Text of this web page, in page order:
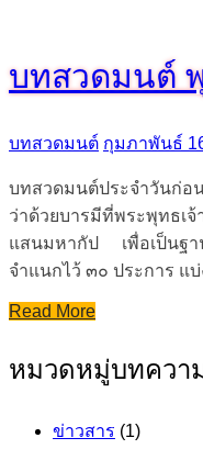
บทสวดมนต์
บทสวดมนต์ กุมภาพันธ์
บทสวดมนต์ประจำวันก่
ว่าด้วยบารมีที่พระพุทธ
แสนมหากัป เพื่อเป็นฐา
จำแนกไว้ ๓๐ ประการ แ
Read More
หมวดหมู่บทควา
ข่าวสาร (1)